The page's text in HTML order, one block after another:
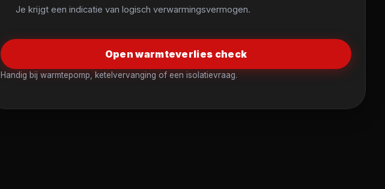
Je krijgt een indicatie van logisch verwarmingsvermogen.
Open warmteverlies check
Handig bij warmtepomp, ketelvervanging of een isolatievraag.